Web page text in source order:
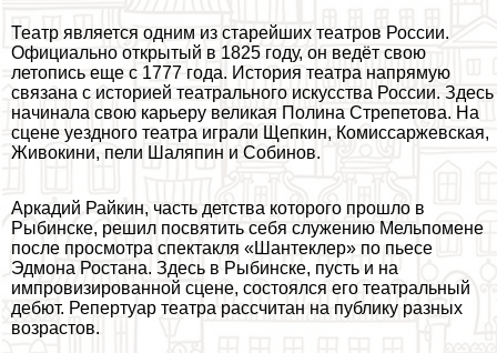
Театр является одним из старейших театров России.
Официально открытый в 1825 году, он ведёт свою
летопись еще с 1777 года. История театра напрямую
связана с историей театрального искусства России. Здесь
начинала свою карьеру великая Полина Стрепетова. На
сцене уездного театра играли Щепкин, Комиссаржевская,
Живокини, пели Шаляпин и Собинов.
Аркадий Райкин, часть детства которого прошло в
Рыбинске, решил посвятить себя служению Мельпомене
после просмотра спектакля «Шантеклер» по пьесе
Эдмона Ростана. Здесь в Рыбинске, пусть и на
импровизированной сцене, состоялся его театральный
дебют. Репертуар театра рассчитан на публику разных
возрастов.